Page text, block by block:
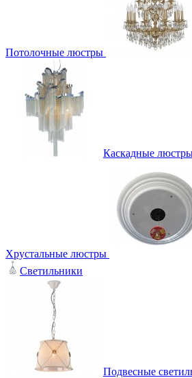
Потолочные люстры
Каскадные
Хрустальные люстры
Светильники
Подвесные